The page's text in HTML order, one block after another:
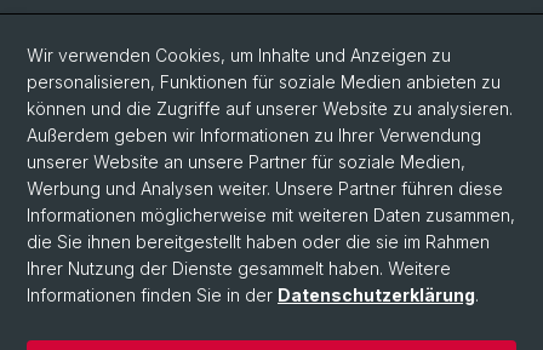
Herbarien Basel
Links
Spenden
Social Media
Instagram
Wir verwenden Cookies, um Inhalte und Anzeigen zu
personalisieren, Funktionen für soziale Medien anbieten zu
können und die Zugriffe auf unserer Website zu analysieren.
Außerdem geben wir Informationen zu Ihrer Verwendung
unserer Website an unsere Partner für soziale Medien,
Werbung und Analysen weiter. Unsere Partner führen diese
Informationen möglicherweise mit weiteren Daten zusammen,
die Sie ihnen bereitgestellt haben oder die sie im Rahmen
Ihrer Nutzung der Dienste gesammelt haben. Weitere
Informationen finden Sie in der Datenschutzerklärung.